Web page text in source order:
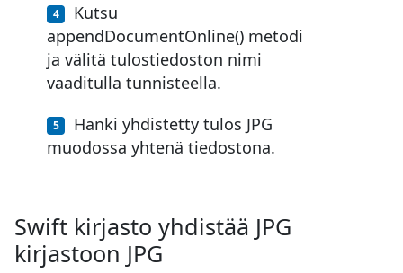
Kutsu
appendDocumentOnline() metodi
ja välitä tulostiedoston nimi
vaaditulla tunnisteella.
Hanki yhdistetty tulos JPG
muodossa yhtenä tiedostona.
Swift kirjasto yhdistää JPG
kirjastoon JPG